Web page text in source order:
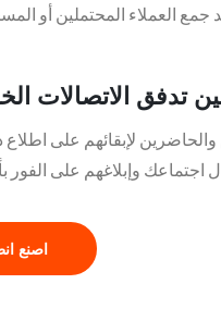
تدفق الاتصالات
لإبقائهم على اطلاع
اصنع